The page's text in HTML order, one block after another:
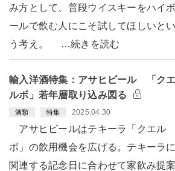
み方として、普段ウイスキーをハイボ
ールで飲む人にこそ試してほしいとい
う考え。 …続きを読む
輸入洋酒特集：アサヒビール 「クエ
ルボ」若年層取り込み図る
酒類 特集 2025.04.30
アサヒビールはテキーラ「クエル
ボ」の飲用機会を広げる。テキーラに
関連する記念日に合わせて家飲み提案